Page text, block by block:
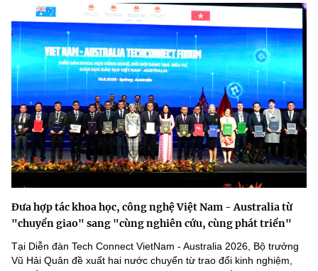
Đưa hợp tác khoa học, công nghệ Việt Nam - Australia từ
"chuyển giao" sang "cùng nghiên cứu, cùng phát triển"
Tại Diễn đàn Tech Connect VietNam - Australia 2026, Bộ trưởng
Vũ Hải Quân đề xuất hai nước chuyển từ trao đổi kinh nghiệm,